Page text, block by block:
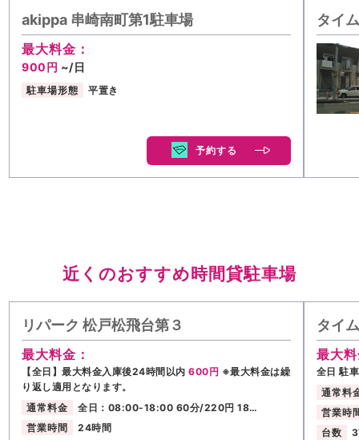
akippa 串崎南町第1駐車場
最大料金：
900円 ~/日
駐車場形態 平置き
予約する
タイ
近くのおすすめ時間貸駐車場
リパーク 松戸松飛台第３
最大料金：
【全日】最大料金入庫後24時間以内600円 ※最大料金は繰
り返し適用となります。
通常料金
全日：08:00-18:00 60分/220円 18…
営業時間
24時間
タイ
最大
全日 駐
通常料
営業時
台数